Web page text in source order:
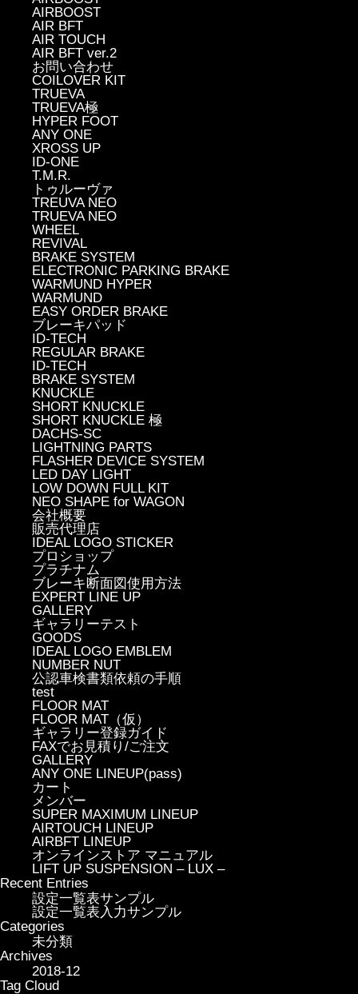
AIRBOOST
AIR BFT
AIR TOUCH
AIR BFT ver.2
お問い合わせ
COILOVER KIT
TRUEVA
TRUEVA極
HYPER FOOT
ANY ONE
XROSS UP
ID-ONE
T.M.R.
トゥルーヴァ
TREUVA NEO
TRUEVA NEO
WHEEL
REVIVAL
BRAKE SYSTEM
ELECTRONIC PARKING BRAKE
WARMUND HYPER
WARMUND
EASY ORDER BRAKE
ブレーキパッド
ID-TECH
REGULAR BRAKE
ID-TECH
BRAKE SYSTEM
KNUCKLE
SHORT KNUCKLE
SHORT KNUCKLE 極
DACHS-SC
LIGHTNING PARTS
FLASHER DEVICE SYSTEM
LED DAY LIGHT
LOW DOWN FULL KIT
NEO SHAPE for WAGON
会社概要
販売代理店
IDEAL LOGO STICKER
プロショップ
プラチナム
ブレーキ断面図使用方法
EXPERT LINE UP
GALLERY
ギャラリーテスト
GOODS
IDEAL LOGO EMBLEM
NUMBER NUT
公認車検書類依頼の手順
test
FLOOR MAT
FLOOR MAT（仮）
ギャラリー登録ガイド
FAXでお見積り/ご注文
GALLERY
ANY ONE LINEUP(pass)
カート
メンバー
SUPER MAXIMUM LINEUP
AIRTOUCH LINEUP
AIRBFT LINEUP
オンラインストア マニュアル
LIFT UP SUSPENSION – LUX –
Recent Entries
設定一覧表サンプル
設定一覧表入力サンプル
Categories
未分類
Archives
2018-12
Tag Cloud